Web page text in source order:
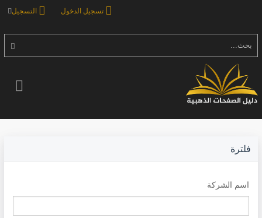
التسجيل تسجيل الدخول
بحث...
فلترة
اسم الشركة